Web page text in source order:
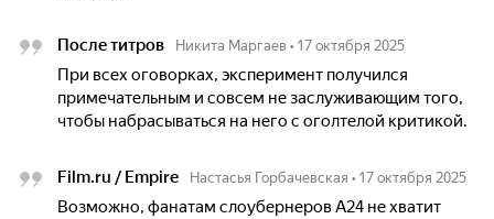
После титров Никита Маргаев • 17 октября 2025
При всех оговорках, эксперимент получился
примечательным и совсем не заслуживающим того,
чтобы набрасываться на него с оголтелой критикой.
Film.ru / Empire Настасья Горбачевская • 17 октября 2025
Возможно, фанатам слоубернеров А24 не хватит